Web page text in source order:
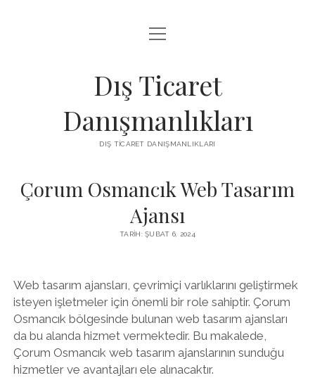
IGTV IZLENME ARTTIRMA HILESI BEDAVA
SAYFA LISTESI
THREADS TAKIPÇI ÇOĞALTMA
menüyü
aç
Dış Ticaret
Danışmanlıkları
DIŞ TICARET DANIŞMANLIKLARI
Çorum Osmancık Web Tasarım
Ajansı
TARIH: ŞUBAT 6, 2024
Web tasarım ajansları, çevrimiçi varlıklarını geliştirmek
isteyen işletmeler için önemli bir role sahiptir. Çorum
Osmancık bölgesinde bulunan web tasarım ajansları
da bu alanda hizmet vermektedir. Bu makalede,
Çorum Osmancık web tasarım ajanslarının sunduğu
hizmetler ve avantajları ele alınacaktır.